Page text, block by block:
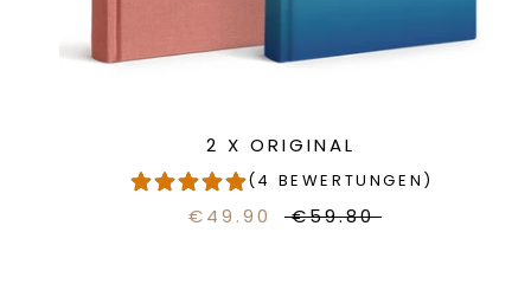
2 X ORIGINAL
(4 BEWERTUNGEN)
€49.90 €59.80